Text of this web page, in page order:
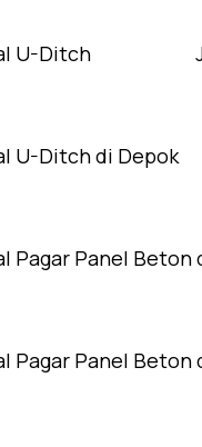
U-Ditch
U-Ditch di Depok
Pagar Panel Beton
Pagar Panel Beton